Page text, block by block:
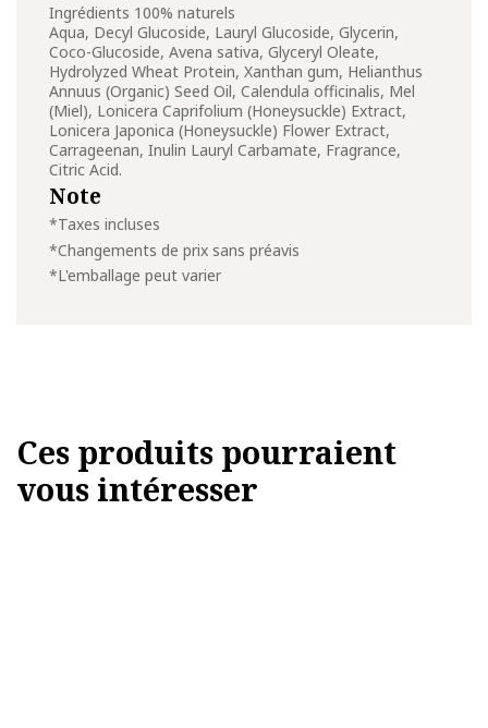
Ingrédients 100% naturels
Aqua, Decyl Glucoside, Lauryl Glucoside, Glycerin,
Coco-Glucoside, Avena sativa, Glyceryl Oleate,
Hydrolyzed Wheat Protein, Xanthan gum, Helianthus
Annuus (Organic) Seed Oil, Calendula officinalis, Mel
(Miel), Lonicera Caprifolium (Honeysuckle) Extract,
Lonicera Japonica (Honeysuckle) Flower Extract,
Carrageenan, Inulin Lauryl Carbamate, Fragrance,
Citric Acid.
Note
*Taxes incluses
*Changements de prix sans préavis
*L'emballage peut varier
Ces produits pourraient
vous intéresser